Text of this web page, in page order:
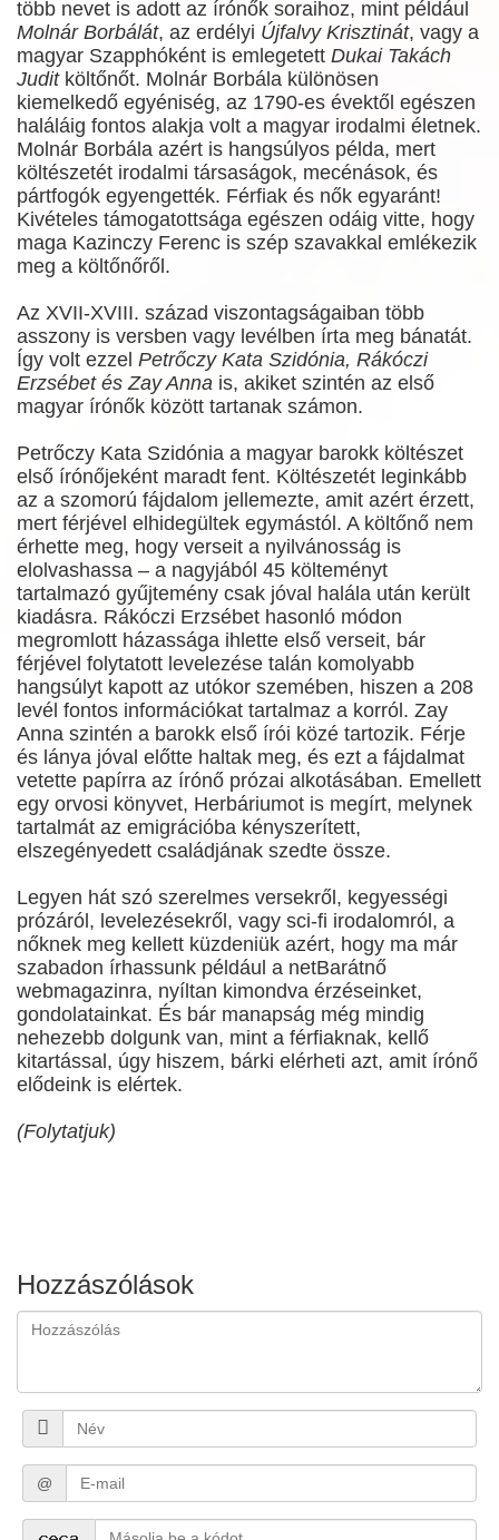
több nevet is adott az írónők soraihoz, mint például
Molnár Borbálát, az erdélyi Újfalvy Krisztinát, vagy a
magyar Szapphóként is emlegetett Dukai Takách
Juditköltőnőt. Molnár Borbála különösen
kiemelkedő egyéniség, az 1790-es évektől egészen
haláláig fontos alakja volt a magyar irodalmi életnek.
Molnár Borbála azért is hangsúlyos példa, mert
költészetét irodalmi társaságok, mecénások, és
pártfogók egyengették. Férfiak és nők egyaránt!
Kivételes támogatottsága egészen odáig vitte, hogy
maga Kazinczy Ferenc is szép szavakkal emlékezik
meg a költőnőről.
Az XVII-XVIII. század viszontagságaiban több
asszony is versben vagy levélben írta meg bánatát.
Így volt ezzel Petrőczy Kata Szidónia, Rákóczi
Erzsébet és Zay Anna is, akiket szintén az első
magyar írónők között tartanak számon.
Petrőczy Kata Szidónia a magyar barokk költészet
első írónőjeként maradt fent. Költészetét leginkább
az a szomorú fájdalom jellemezte, amit azért érzett,
mert férjével elhidegültek egymástól. A költőnő nem
érhette meg, hogy verseit a nyilvánosság is
elolvashassa – a nagyjából 45 költeményt
tartalmazó gyűjtemény csak jóval halála után került
kiadásra. Rákóczi Erzsébet hasonló módon
megromlott házassága ihlette első verseit, bár
férjével folytatott levelezése talán komolyabb
hangsúlyt kapott az utókor szemében, hiszen a 208
levél fontos információkat tartalmaz a korról. Zay
Anna szintén a barokk első írói közé tartozik. Férje
és lánya jóval előtte haltak meg, és ezt a fájdalmat
vetette papírra az írónő prózai alkotásában. Emellett
egy orvosi könyvet, Herbáriumot is megírt, melynek
tartalmát az emigrációba kényszerített,
elszegényedett családjának szedte össze.
Legyen hát szó szerelmes versekről, kegyességi
prózáról, levelezésekről, vagy sci-fi irodalomról, a
nőknek meg kellett küzdeniük azért, hogy ma már
szabadon írhassunk például a netBarátnő
webmagazinra, nyíltan kimondva érzéseinket,
gondolatainkat. És bár manapság még mindig
nehezebb dolgunk van, mint a férfiaknak, kellő
kitartással, úgy hiszem, bárki elérheti azt, amit írónő
elődeink is elértek.
(Folytatjuk)
Hozzászólások
@